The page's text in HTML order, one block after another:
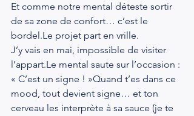
Et comme notre mental déteste sortir
de sa zone de confort… c’est le
bordel.Le projet part en vrille.
J’y vais en mai, impossible de visiter
l’appart.Le mental saute sur l’occasion :
« C’est un signe ! »Quand t’es dans ce
mood, tout devient signe… et ton
cerveau les interprète à sa sauce (je te